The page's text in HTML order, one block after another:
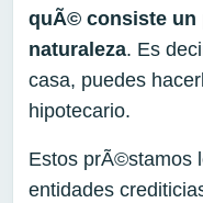
quÃ© consiste un
naturaleza. Es
casa, puedes
hipotecario.
Estos prÃ©stamos
entidades